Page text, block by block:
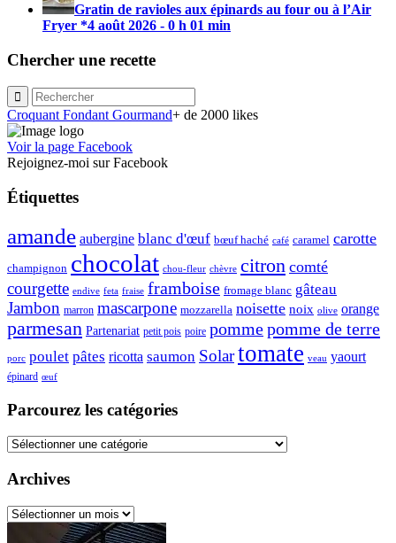
Gratin de ravioles aux épinards au four ou à l’Air
Fryer *4 août 2026 - 0 h 01 min
Chercher une recette
Croquant Fondant Gourmand+ de 2000 likes
Voir la page Facebook
Rejoignez-moi sur Facebook
Étiquettes
amande aubergine blanc d'œuf bœuf haché café caramel carotte
champignon chocolat chou-fleur chèvre citron comté
courgette endive feta fraise framboise fromage blanc gâteau
Jambon marron mascarpone mozzarella noisette noix olive orange
parmesan Partenariat petit pois poire pommepomme de terre
porc poulet pâtes ricotta saumon Solartomate veau yaourt
épinard œuf
Parcourez les catégories
Parcourez
catégories
Archives
Archives